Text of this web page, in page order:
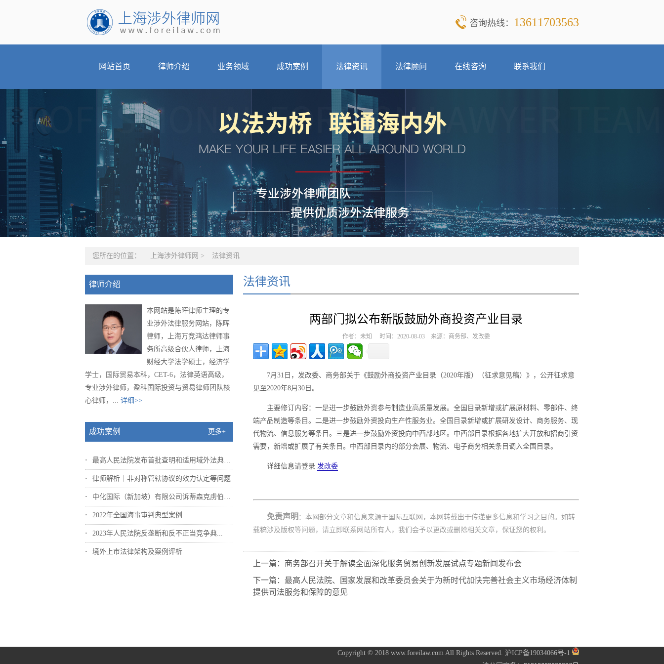
咨询热线： 13611703563
网站首页 律师介绍 业务领域 成功案例 法律资讯 法律顾问 在线咨询 联系我们
您所在的位置： 上海涉外律师网 > 法律资讯
律师介绍
本网站是陈晖律师主理的专
业涉外法律服务网站，陈晖
律师，上海万竞鸿达律师事
务所高级合伙人律师，上海
财经大学法学硕士，经济学
学士，国际贸易本科，CET-6，法律英语高级，
专业涉外律师，盈科国际投资与贸易律师团队核
心律师，... 详细>>
成功案例 更多+
最高人民法院发布首批查明和适用域外法典型...
律师解析｜非对称管辖协议的效力认定等问题
中化国际（新加坡）有限公司诉蒂森克虏伯冶...
2022年全国海事审判典型案例
2023年人民法院反垄断和反不正当竞争典...
境外上市法律架构及案例评析
法律资讯
两部门拟公布新版鼓励外商投资产业目录
作者：未知 时间：2020-08-03 来源：商务部、发改委
7月31日，发改委、商务部关于《鼓励外商投资产业目录（2020年版）（征求意见稿）》，公开征求意
见至2020年8月30日。
主要修订内容：一是进一步鼓励外资参与制造业高质量发展。全国目录新增或扩展原材料、零部件、终
端产品制造等条目。二是进一步鼓励外资投向生产性服务业。全国目录新增或扩展研发设计、商务服务、现
代物流、信息服务等条目。三是进一步鼓励外资投向中西部地区。中西部目录根据各地扩大开放和招商引资
需要，新增或扩展了有关条目。中西部目录内的部分会展、物流、电子商务相关条目调入全国目录。
详细信息请登录 发改委
免责声明 ：本网部分文章和信息来源于国际互联网，本网转载出于传递更多信息和学习之目的。如转
载稿涉及版权等问题，请立即联系网站所有人，我们会予以更改或删除相关文章，保证您的权利。
上一篇：商务部召开关于解读全面深化服务贸易创新发展试点专题新闻发布会
下一篇：最高人民法院、国家发展和改革委员会关于为新时代加快完善社会主义市场经济体制
提供司法服务和保障的意见
Copyright © 2018 www.foreilaw.com All Rights Reserved. 沪ICP备19034066号-1